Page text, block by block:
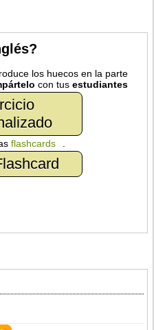
los huecos en la parte
con tusestudiantes
flashcards